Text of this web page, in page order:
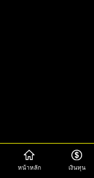
หน้าหลัก เงินทุน